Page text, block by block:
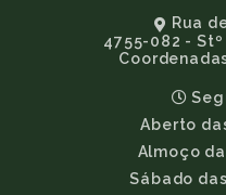
Rua
4755-082 -
Aberto
Almoço
Sábado